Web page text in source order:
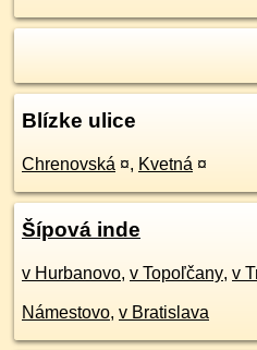
Blízke ulice
Chrenovská ¤, Kvetná ¤
Šípová inde
v Hurbanovo, v Topoľčany, v
Námestovo, v Bratislava